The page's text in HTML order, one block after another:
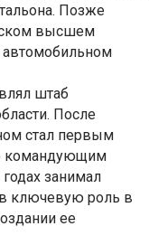
Позже
высшем
штаб
После
стал первым
командующим
занимал
ключевую роль в
ее